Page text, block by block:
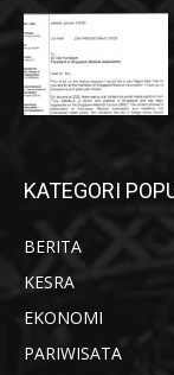
KATEGORI
BERITA
KESRA
EKONOMI
PARIWISATA